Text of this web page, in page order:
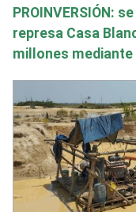
PROINVERSIÓN:
represa Casa
millones